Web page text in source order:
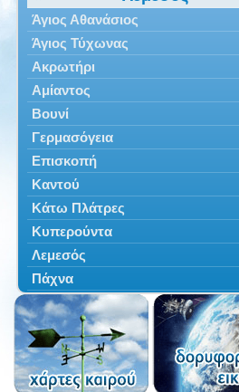
Άγιος Αθανάσιος
Άγιος Τύχωνας
Ακρωτήρι
Αμίαντος
Βουνί
Γερμασόγεια
Επισκοπή
Καντού
Κάτω Πλάτρες
Κυπερούντα
Λεμεσός
Πάχνα
Πελένδρι
Πισσούρι
Τρόοδος